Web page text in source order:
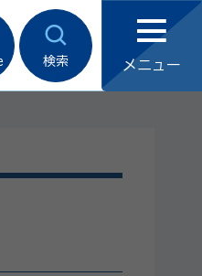
メニュー
検索